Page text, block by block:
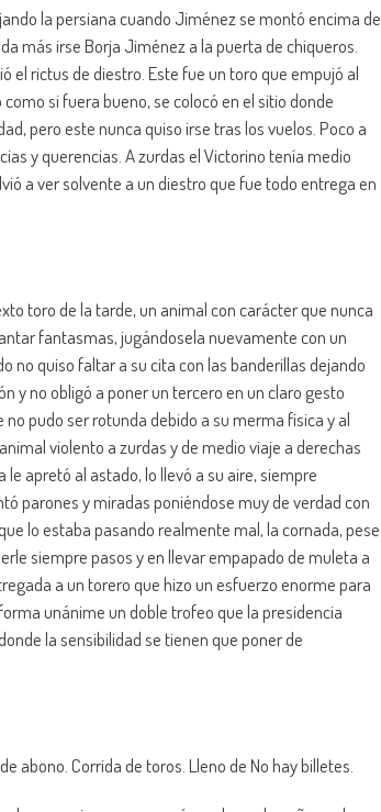
la persiana cuando Jiménez se montó encima de
más irse Borja Jiménez a la puerta de chiqueros.
el rictus de diestro. Este fue un toro que empujó al
si fuera bueno, se colocó en el sitio donde
pero este nunca quiso irse tras los vuelos. Poco a
y querencias. A zurdas el Victorino tenía medio
a ver solvente a un diestro que fue todo entrega en
toro de la tarde, un animal con carácter que nunca
fantasmas, jugándosela nuevamente con un
no quiso faltar a su cita con las banderillas dejando
y no obligó a poner un tercero en un claro gesto
pudo ser rotunda debido a su merma física y al
violento a zurdas y de medio viaje a derechas
apretó al astado, lo llevó a su aire, siempre
parones y miradas poniéndose muy de verdad con
lo estaba pasando realmente mal, la cornada, pese
siempre pasos y en llevar empapado de muleta a
a un torero que hizo un esfuerzo enorme para
unánime un doble trofeo que la presidencia
la sensibilidad se tienen que poner de
abono. Corrida de toros. Lleno de No hay billetes.